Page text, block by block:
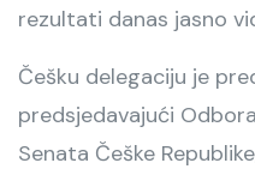
rezultati danas jasno
Češku delegaciju je
predsjedavajući
Senata Češke